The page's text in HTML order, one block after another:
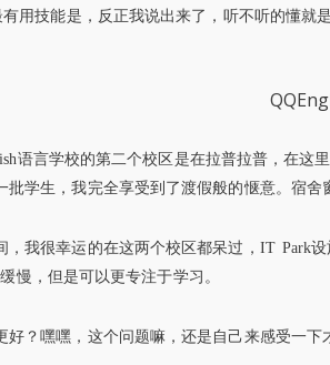
有用技能是，反正我说出来了，听不听的懂就
语言学校的第二个校区是在拉普拉普，在这
批学生，我完全享受到了渡假般的惬意。宿
，我很幸运的在这两个校区都呆过，IT Park
慢，但是可以更专注于学习。
好？嘿嘿，这个问题嘛，还是自己来感受一下